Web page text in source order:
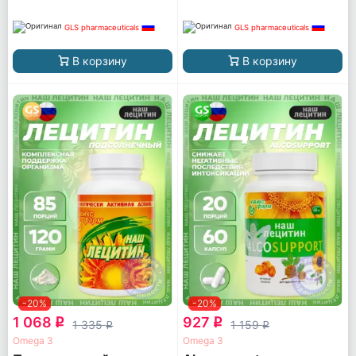
GLS pharmaceuticals
В корзину
GLS pharmaceuticals
В корзину
-20%
1 068 q 1 335q
Omega 3
-20%
927 q 1 159q
Omega 3